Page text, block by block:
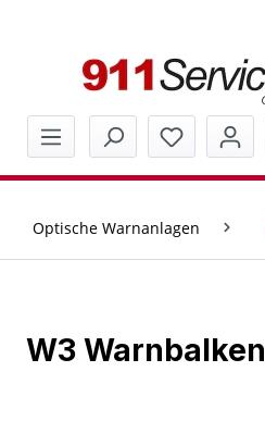
Optische Warnanlagen
W3 Warnbalken